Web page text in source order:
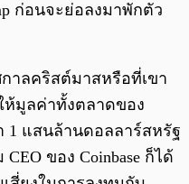
ก่อนจะย่อลงมาพักตัว
าลคริสต์มาสหรือที่เขา
ห้มูลค่าทั้งตลาดของ
1 แสนล้านดอลลาร์สหรัฐ
ของ Coinbase ก็ได้